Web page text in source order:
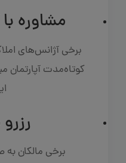
مشاوره
برخی آژانس‌های
کوتاه‌مدت آپارتمان
برخی مالکان